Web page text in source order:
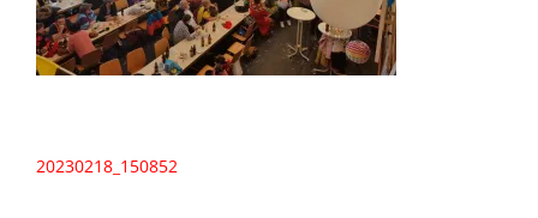
Beitragsnavigation
20230218_150852